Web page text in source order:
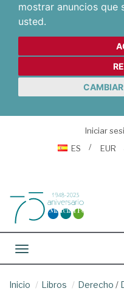
mostrar anuncios que
usted.
Iniciar
ES
EUR
Toggle navigation
Inicio Libros Derecho /